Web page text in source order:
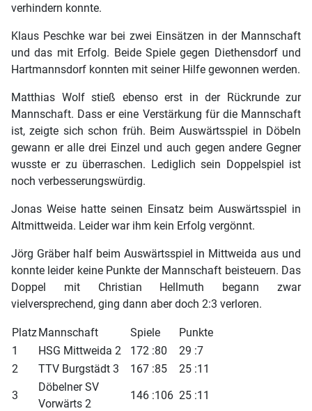
verhindern konnte.
Klaus Peschke war bei zwei Einsätzen in der Mannschaft
und das mit Erfolg. Beide Spiele gegen Diethensdorf und
Hartmannsdorf konnten mit seiner Hilfe gewonnen werden.
Matthias Wolf stieß ebenso erst in der Rückrunde zur
Mannschaft. Dass er eine Verstärkung für die Mannschaft
ist, zeigte sich schon früh. Beim Auswärtsspiel in Döbeln
gewann er alle drei Einzel und auch gegen andere Gegner
wusste er zu überraschen. Lediglich sein Doppelspiel ist
noch verbesserungswürdig.
Jonas Weise hatte seinen Einsatz beim Auswärtsspiel in
Altmittweida. Leider war ihm kein Erfolg vergönnt.
Jörg Gräber half beim Auswärtsspiel in Mittweida aus und
konnte leider keine Punkte der Mannschaft beisteuern. Das
Doppel mit Christian Hellmuth begann zwar
vielversprechend, ging dann aber doch 2:3 verloren.
PlatzMannschaft Spiele
Punkte
1
HSG Mittweida 2 172 :80
29 :7
2
TTV Burgstädt 3 167 :85
25 :11
3
Döbelner SV
Vorwärts 2
146 :106 25 :11